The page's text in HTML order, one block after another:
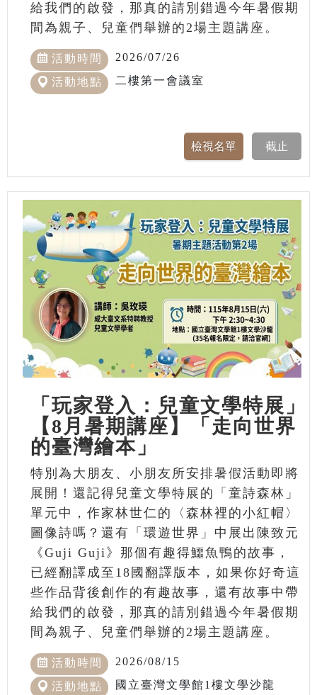
給我們的啟發，那真的請別錯過今年暑假期
間為親子、兒童們舉辦的2場主題講座。
活動時間 2026/07/26
活動地點 二樓第一會議室
「玩家登入：兒童文學特展」
【8月暑期講座】「走向世界
的臺灣繪本」
特別為大朋友、小朋友所安排暑假活動即將
展開！還記得兒童文學特展的「童詩森林」
單元中，作家林世仁的〈森林裡的小紅帽〉
圖像詩嗎？還有「環遊世界」中展出陳致元
《Guji Guji》那個有趣得鱷魚鴨的故事，
已經翻譯成至18國翻譯版本，如果你好奇這
些作品背後創作的有趣故事，還有故事中帶
給我們的啟發，那真的請別錯過今年暑假期
間為親子、兒童們舉辦的2場主題講座。
活動時間 2026/08/15
活動地點 國立臺灣文學館1樓文學沙龍